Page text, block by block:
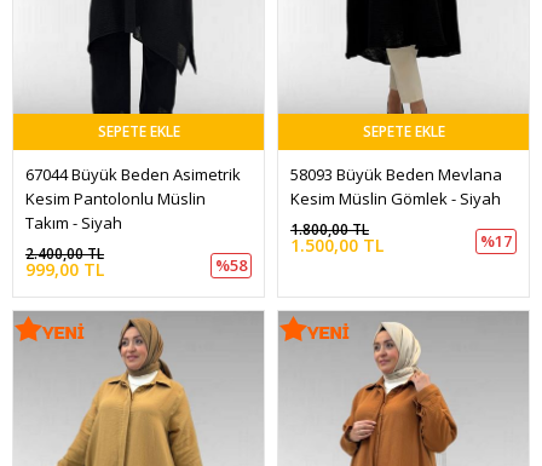
SEPETE EKLE
67044 Büyük Beden Asimetrik
Kesim Pantolonlu Müslin
Takım - Siyah
999,00 TL
2.400,00 TL
%58
SEPETE EKLE
58093 Büyük Beden Mevlana
Kesim Müslin Gömlek - Siyah
1.500,00 TL
1.800,00 TL
%17